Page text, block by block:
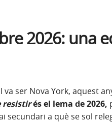
2026: una
va ser Nova York, aquest
resistirés el lema de 2026,
secundari a què se sol